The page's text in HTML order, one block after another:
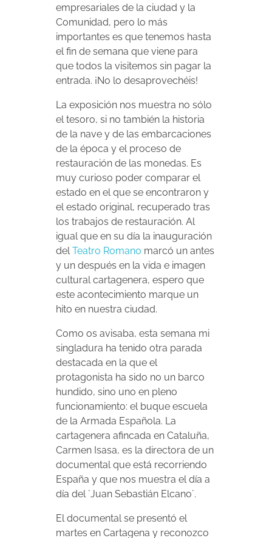
empresariales de la ciudad y la
Comunidad, pero lo más
importantes es que tenemos hasta
el fin de semana que viene para
que todos la visitemos sin pagar la
entrada. ¡No lo desaprovechéis!
La exposición nos muestra no sólo
el tesoro, si no también la historia
de la nave y de las embarcaciones
de la época y el proceso de
restauración de las monedas. Es
muy curioso poder comparar el
estado en el que se encontraron y
el estado original, recuperado tras
los trabajos de restauración. Al
igual que en su día la inauguración
delTeatro Romano marcó un antes
y un después en la vida e imagen
cultural cartagenera, espero que
este acontecimiento marque un
hito en nuestra ciudad.
Como os avisaba, esta semana mi
singladura ha tenido otra parada
destacada en la que el
protagonista ha sido no un barco
hundido, sino uno en pleno
funcionamiento: el buque escuela
de la Armada Española. La
cartagenera afincada en Cataluña,
Carmen Isasa, es la directora de un
documental que está recorriendo
España y que nos muestra el día a
día del ´Juan Sebastián Elcano´.
El documental se presentó el
martes en Cartagena y reconozco